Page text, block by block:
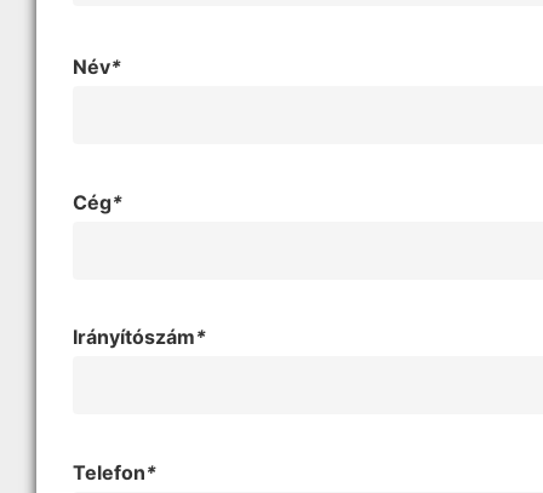
Név*
Cég*
Irányítószám*
Telefon*